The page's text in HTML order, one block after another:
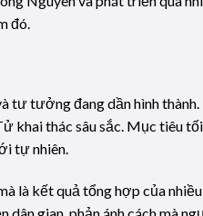
đó.
tưởng đang dần hình
thác sâu sắc. Mục tiêu
tự nhiên.
là kết quả tổng hợp của
gian, phản ánh cách mà